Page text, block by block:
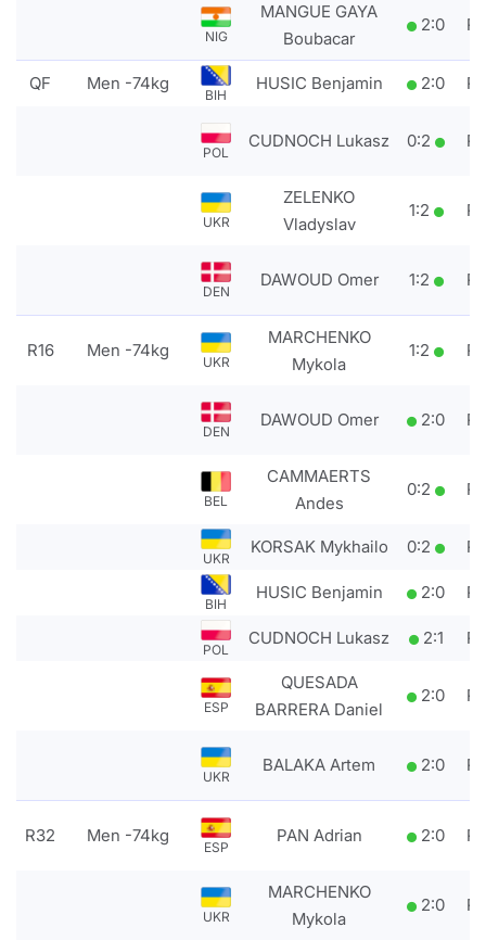
NIG
MANGUE GAYA
Boubacar
2:0
QF Men -74kg
BIH
HUSIC Benjamin 2:0
POL
CUDNOCH Lukasz 0:2
UKR
ZELENKO
Vladyslav
1:2
DEN
DAWOUD Omer 1:2
R16 Men -74kg
UKR
MARCHENKO
Mykola
1:2
DEN
DAWOUD Omer 2:0
BEL
CAMMAERTS
Andes
0:2
UKR
KORSAK Mykhailo 0:2
BIH
HUSIC Benjamin 2:0
POL
CUDNOCH Lukasz 2:1
ESP
QUESADA
BARRERA Daniel
2:0
UKR
BALAKA Artem 2:0
R32 Men -74kg
ESP
PAN Adrian 2:0
UKR
MARCHENKO
Mykola
2:0